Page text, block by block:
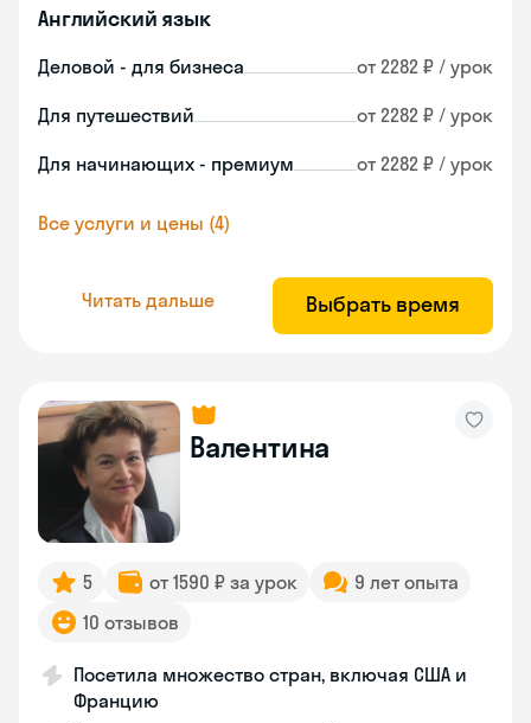
Английский язык
Деловой - для бизнеса от 2282 ₽ / урок
Для путешествий от 2282 ₽ / урок
Для начинающих - премиум от 2282 ₽ / урок
Все услуги и цены (4)
Читать дальше Выбрать время
Валентина
5 от 1590 ₽ за урок
9 лет опыта
10 отзывов
Посетила множество стран, включая США и
Францию